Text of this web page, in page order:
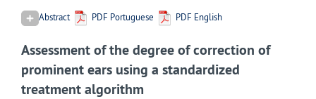
Abstract PDF Portuguese PDF English
Assessment of the degree of correction of
prominent ears using a standardized
treatment algorithm